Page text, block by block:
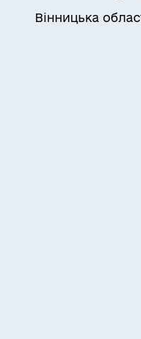
Вінницька